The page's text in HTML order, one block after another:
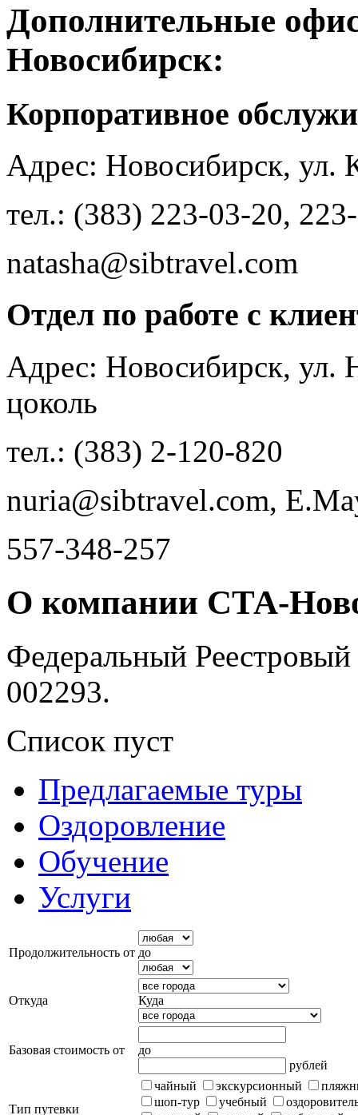
Дополнительные
Новосибирск:
Корпоративное
Адрес: Новосибирск, ул.
тел.: (383) 223-03-20,
natasha@sibtravel.com
Отдел по работе с
Адрес: Новосибирск, ул.
цоколь
тел.: (383) 2-120-820
nuria@sibtravel.com,
557-348-257
О компании СТА-
Федеральный
002293.
Список пуст
Предлагаемые туры
Оздоровление
Обучение
Услуги
Продолжительность от до
Откуда Куда
Базовая стоимость от
до
рублей
Тип путевки
чайный экскурсионный
шоп-тур
учебный